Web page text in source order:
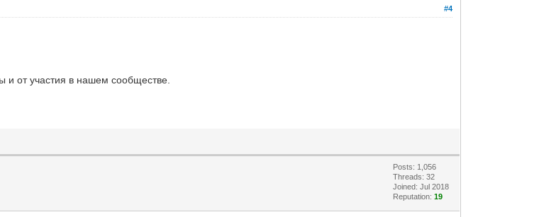
#4
и от участия в нашем сообществе.
Posts: 1,056
Threads: 32
Joined: Jul 2018
Reputation:19